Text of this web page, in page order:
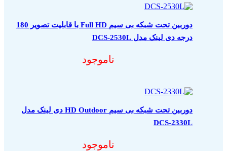
دوربین تحت شبکه بی سیم Full HD با قابلیت تصویر 180
درجه دی لینک مدل DCS-2530L
ناموجود
دوربین تحت شبکه بی سیم HD Outdoor دی لینک مدل
DCS-2330L
ناموجود